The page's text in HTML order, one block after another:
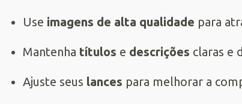
Use imagens de alta qualidade para
Mantenha títulos e descrições claras e
Ajuste seus lances para melhorar a